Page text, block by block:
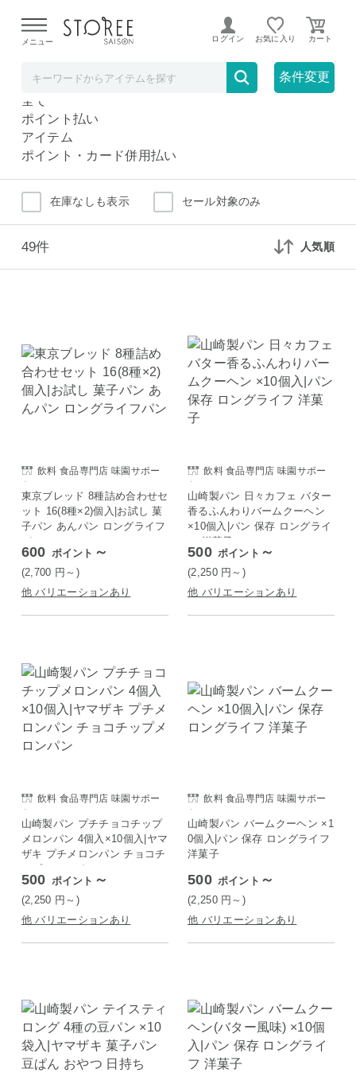
よる配送遅延が発生しております。
メニュー ログイン お気に入り
条件変更
菓子パン
菓子パン
全て
ポイント払い
アイテム
ポイント・カード併用払い
在庫なしも表示 セール対象のみ
49件 人気順
飲料 食品専門店 味園サポー
ト
東京ブレッド 8種詰め合わせセ
ット 16(8種×2)個入|お試し 菓
子パン あんパン ロングライフ
パン
600 ポイント ～
(2,700 円 ～)
他 バリエーションあり
飲料 食品専門店 味園サポー
ト
山崎製パン 日々カフェ バター
香るふんわりバームクーヘン
×10個入|パン 保存 ロングライ
フ 洋菓子
500 ポイント ～
(2,250 円 ～)
他 バリエーションあり
飲料 食品専門店 味園サポー
ト
山崎製パン プチチョコチップ
メロンパン 4個入×10個入|ヤマ
ザキ プチメロンパン チョコチ
ップメロンパン
500 ポイント ～
(2,250 円 ～)
他 バリエーションあり
飲料 食品専門店 味園サポー
ト
山崎製パン バームクーヘン ×1
0個入|パン 保存 ロングライフ
洋菓子
500 ポイント ～
(2,250 円 ～)
他 バリエーションあり